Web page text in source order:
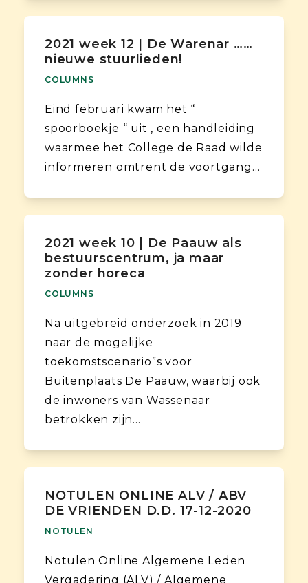
2021 week 12 | De Warenar ……
nieuwe stuurlieden!
COLUMNS
Eind februari kwam het “
spoorboekje “ uit , een handleiding
waarmee het College de Raad wilde
informeren omtrent de voortgang…
2021 week 10 | De Paauw als
bestuurscentrum, ja maar
zonder horeca
COLUMNS
Na uitgebreid onderzoek in 2019
naar de mogelijke
toekomstscenario”s voor
Buitenplaats De Paauw, waarbij ook
de inwoners van Wassenaar
betrokken zijn…
NOTULEN ONLINE ALV / ABV
DE VRIENDEN D.D. 17-12-2020
NOTULEN
Notulen Online Algemene Leden
Vergadering (ALV) / Algemene